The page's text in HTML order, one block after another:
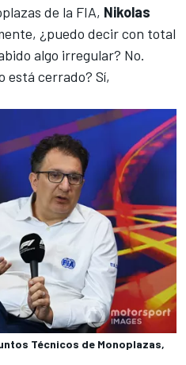
de la FIA, Nikolas
¿puedo decir con total
algo irregular? No.
está cerrado? Sí,
Técnicos de Monoplazas,